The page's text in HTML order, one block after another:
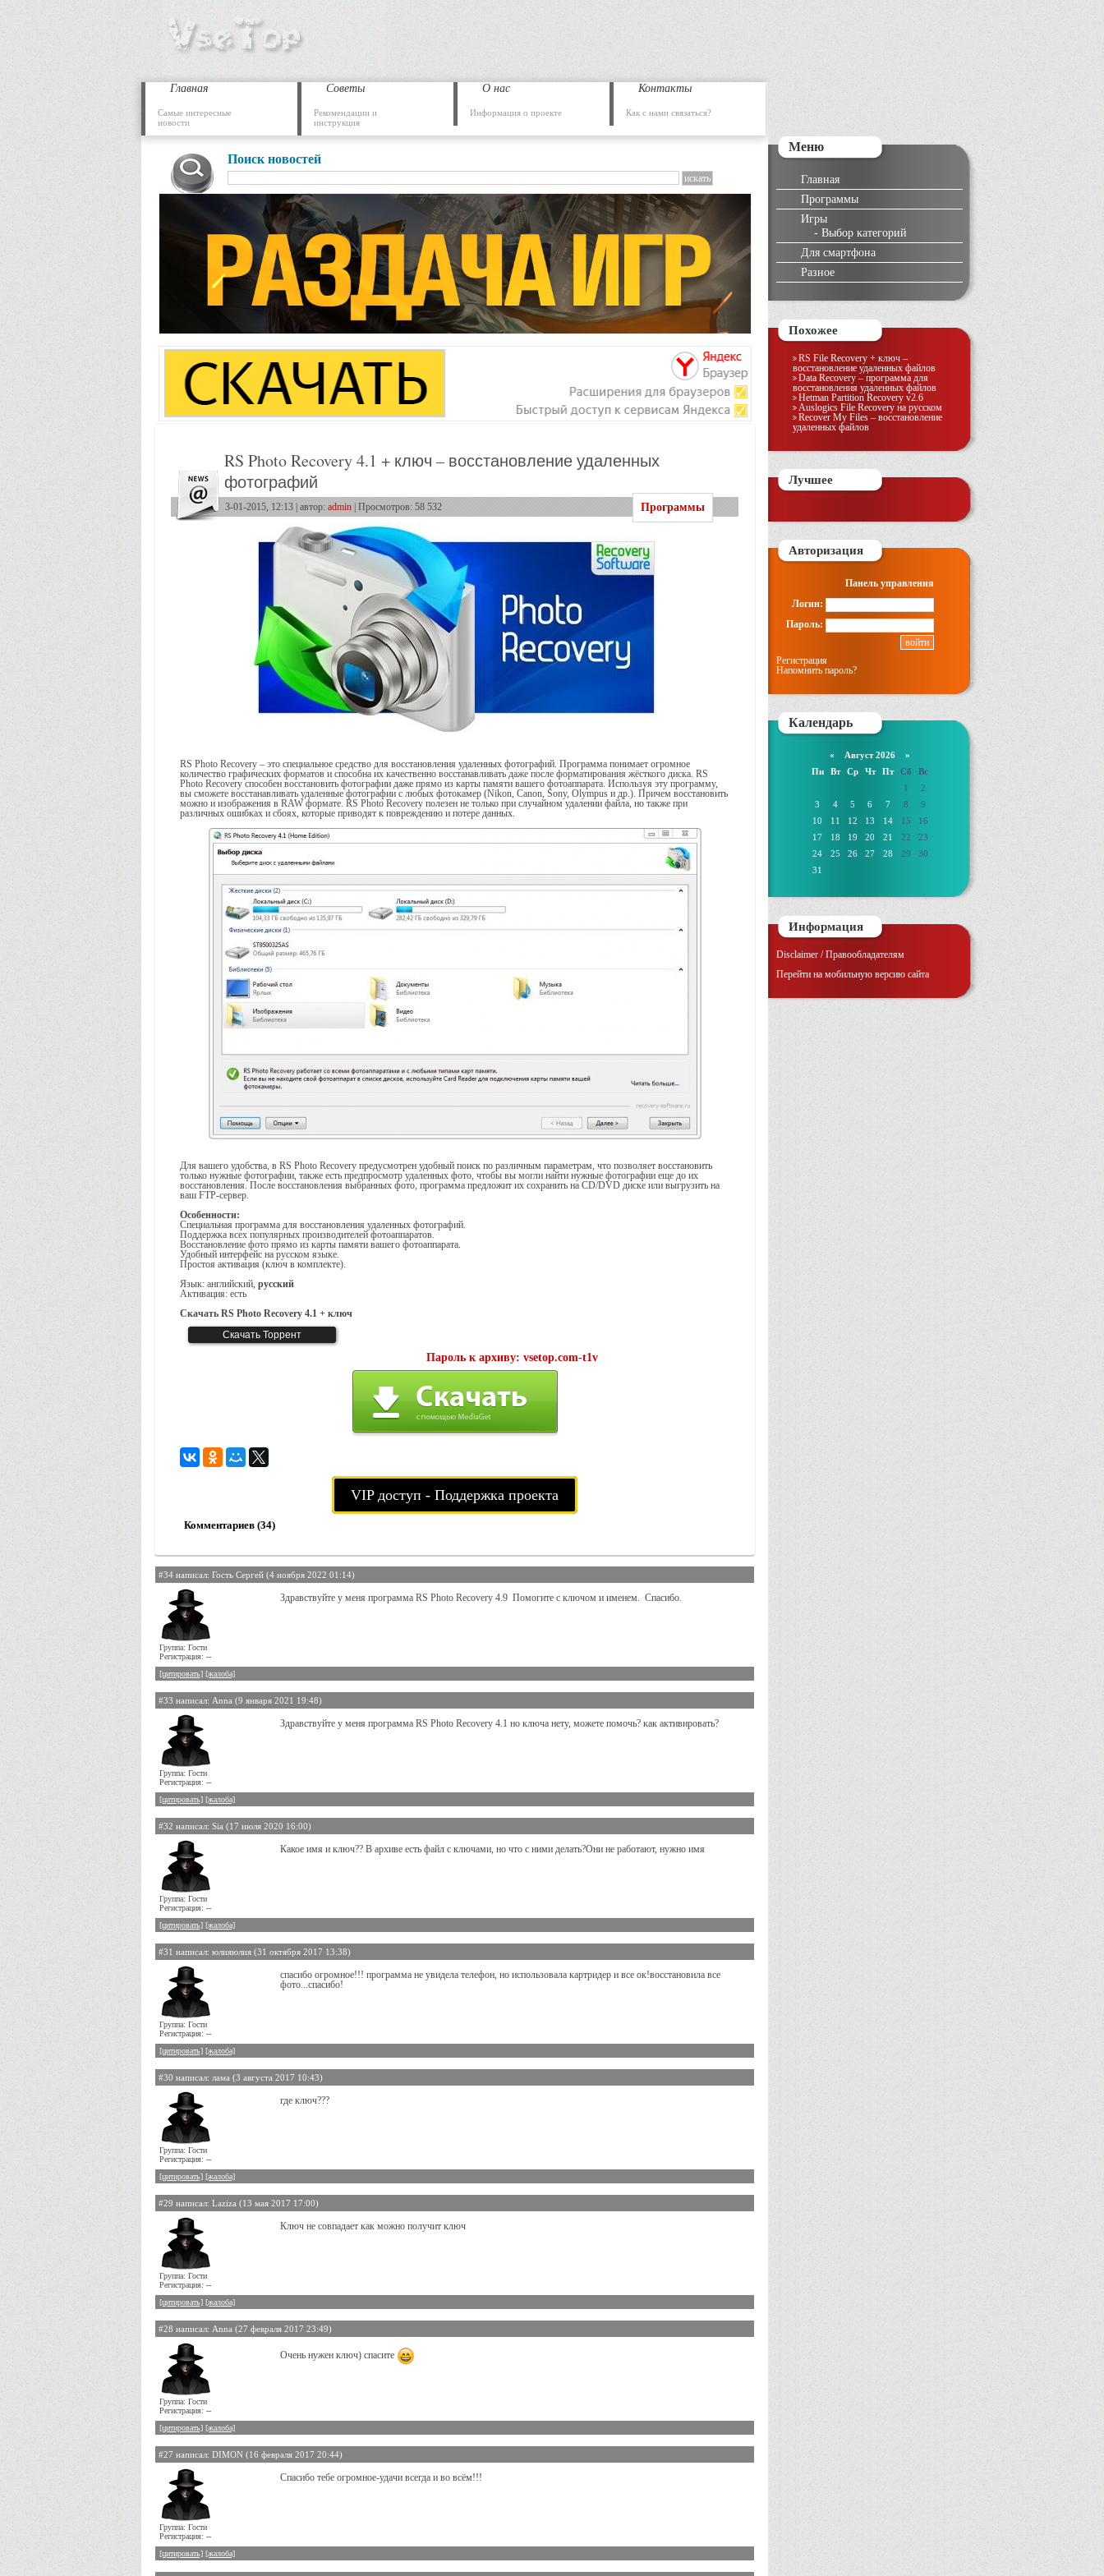
Главная
Самые интересные
новости
Советы
Рекомендации и
инструкция
О нас
Информация о проекте
Контакты
Как с нами связаться?
Поиск новостей
RS Photo Recovery 4.1 + ключ – восстановление удаленных
фотографий
Программы
3-01-2015, 12:13 | автор: admin | Просмотров: 58 532
RS Photo Recovery – это специальное средство для восстановления удаленных фотографий. Программа понимает огромное
количество графических форматов и способна их качественно восстанавливать даже после форматирования жёсткого диска. RS
Photo Recovery способен восстановить фотографии даже прямо из карты памяти вашего фотоаппарата. Используя эту программу,
вы сможете восстанавливать удаленные фотографии с любых фотокамер (Nikon, Canon, Sony, Olympus и др.). Причем восстановить
можно и изображения в RAW формате. RS Photo Recovery полезен не только при случайном удалении файла, но также при
различных ошибках и сбоях, которые приводят к повреждению и потере данных.
Для вашего удобства, в RS Photo Recovery предусмотрен удобный поиск по различным параметрам, что позволяет восстановить
только нужные фотографии, также есть предпросмотр удаленных фото, чтобы вы могли найти нужные фотографии еще до их
восстановления. После восстановления выбранных фото, программа предложит их сохранить на CD/DVD диске или выгрузить на
ваш FTP-сервер.
Особенности:
Специальная программа для восстановления удаленных фотографий.
Поддержка всех популярных производителей фотоаппаратов.
Восстановление фото прямо из карты памяти вашего фотоаппарата.
Удобный интерфейс на русском языке.
Простоя активация (ключ в комплекте).
Язык: английский, русский
Активация: есть
Скачать RS Photo Recovery 4.1 + ключ
RS PHOTO RECOVERY
6,4 Мб
Скачать Торрент
Пароль к архиву: vsetop.com-t1v
VIP доступ - Поддержка проекта
Комментариев (34)
#34 написал: Гость Сергей (4 ноября 2022 01:14)
Группа: Гости
Регистрация: --
Здравствуйте у меня программа RS Photo Recovery 4.9 Помогите с ключом и именем. Спасибо.
[цитировать] [жалоба]
#33 написал: Anna (9 января 2021 19:48)
Группа: Гости
Регистрация: --
Здравствуйте у меня программа RS Photo Recovery 4.1 но ключа нету, можете помочь? как активировать?
[цитировать] [жалоба]
#32 написал: Sia (17 июля 2020 16:00)
Группа: Гости
Регистрация: --
Какое имя и ключ?? В архиве есть файл с ключами, но что с ними делать?Они не работают, нужно имя
[цитировать] [жалоба]
#31 написал: юлияюлия (31 октября 2017 13:38)
Группа: Гости
Регистрация: --
спасибо огромное!!! программа не увидела телефон, но использовала картридер и все ок!восстановила все
фото...спасибо!
[цитировать] [жалоба]
#30 написал: лама (3 августа 2017 10:43)
Группа: Гости
Регистрация: --
где ключ???
[цитировать] [жалоба]
#29 написал: Laziza (13 мая 2017 17:00)
Группа: Гости
Регистрация: --
Ключ не совпадает как можно получит ключ
[цитировать] [жалоба]
#28 написал: Anna (27 февраля 2017 23:49)
Группа: Гости
Регистрация: --
Очень нужен ключ) спасите
[цитировать] [жалоба]
#27 написал: DIMON (16 февраля 2017 20:44)
Группа: Гости
Регистрация: --
Спасибо тебе огромное-удачи всегда и во всём!!!
[цитировать] [жалоба]
Меню
Главная
Программы
Игры
- Выбор категорий
Для смартфона
Разное
Похожее
RS File Recovery + ключ –
восстановление удаленных файлов
Data Recovery – программа для
восстановления удаленных файлов
Hetman Partition Recovery v2.6
Auslogics File Recovery на русском
Recover My Files – восстановление
удаленных файлов
Лучшее
Авторизация
Панель управления
Логин:
Пароль:
Регистрация
Напомнить пароль?
Календарь
« Август 2026 »
Пн
Вт Ср Чт Пт Сб
Вс
1
2
3
4 5 6 7 8
9
10
11 12 13 14 15
16
17
18 19 20 21 22
23
24
25 26 27 28 29
30
31
Информация
Disclaimer / Правообладателям
Перейти на мобильную версию сайта